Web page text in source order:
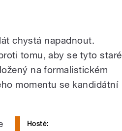
chystá napadnout.
tomu, aby se tyto staré
na formalistickém
momentu se kandidátní
Hosté: